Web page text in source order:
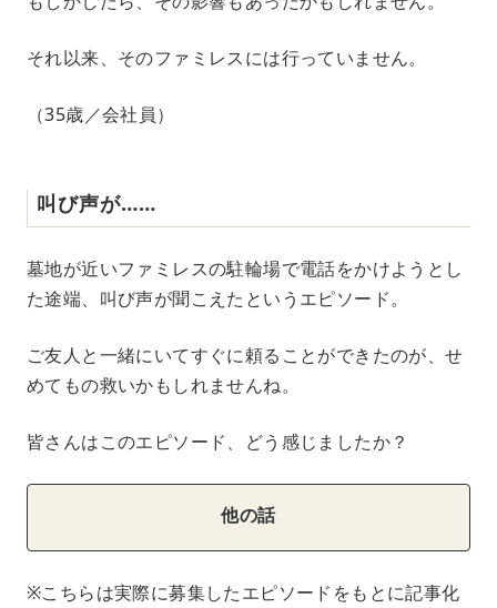
それ以来、そのファミレスには行っていません。
（35歳／会社員）
叫び声が……
墓地が近いファミレスの駐輪場で電話をかけようとし
た途端、叫び声が聞こえたというエピソード。
ご友人と一緒にいてすぐに頼ることができたのが、せ
めてもの救いかもしれませんね。
皆さんはこのエピソード、どう感じましたか？
他の話
※こちらは実際に募集したエピソードをもとに記事化